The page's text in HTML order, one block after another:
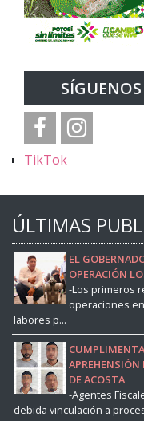
TikTok
ÚLTIMAS
EL
OPERACIÓN
-Los primeros
operaciones
labores p...
APREHENSIÓN
DE ACOSTA
-Agentes
debida vinculación a